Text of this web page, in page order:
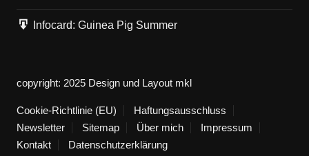
Infocard: Guinea Pig Summer
copyright: 2025 Design und Layout mkl
Cookie-Richtlinie (EU)
Haftungsausschluss
Newsletter
Sitemap Über mich
Impressum
Kontakt
Datenschutzerklärung